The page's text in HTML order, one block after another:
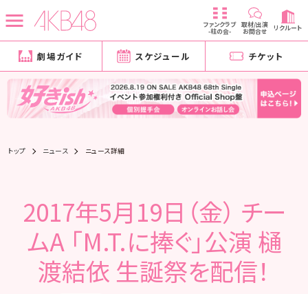
ファンクラブ
-柱の会-
取材/出演
お問合せ リクルート
劇場ガイド スケジュール チケット
トップ ニュース ニュース詳細
2017年5月19日（金） チー
ムA 「M.T.に捧ぐ」公演 樋
渡結依 生誕祭を配信！